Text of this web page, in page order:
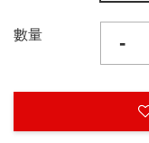
數量 -